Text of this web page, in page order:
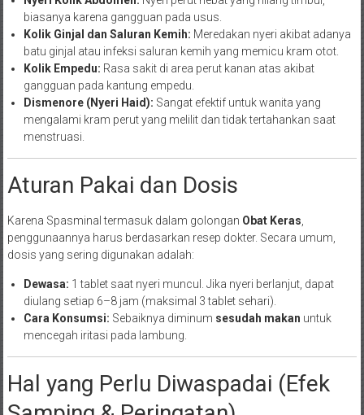
biasanya karena gangguan pada usus.
Kolik Ginjal dan Saluran Kemih: Meredakan nyeri akibat adanya
batu ginjal atau infeksi saluran kemih yang memicu kram otot.
Kolik Empedu: Rasa sakit di area perut kanan atas akibat
gangguan pada kantung empedu.
Dismenore (Nyeri Haid): Sangat efektif untuk wanita yang
mengalami kram perut yang melilit dan tidak tertahankan saat
menstruasi.
Aturan Pakai dan Dosis
Karena Spasminal termasuk dalam golongan Obat Keras
penggunaannya harus berdasarkan resep dokter. Secara umum,
dosis yang sering digunakan adalah:
Dewasa: 1 tablet saat nyeri muncul. Jika nyeri berlanjut, dapat
diulang setiap 6–8 jam (maksimal 3 tablet sehari).
Cara Konsumsi: Sebaiknya diminum sesudah makan untuk
mencegah iritasi pada lambung.
Hal yang Perlu Diwaspadai (Efek